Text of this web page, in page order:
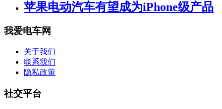
苹果电动汽车有望成为iPhone级产品
我爱电车网
关于我们
联系我们
隐私政策
社交平台